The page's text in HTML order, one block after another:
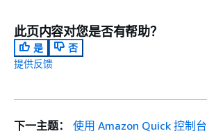
此页内容对您是否有帮助？
是
否
提供反馈
下一主题：
使用 Amazon Quick 控制台